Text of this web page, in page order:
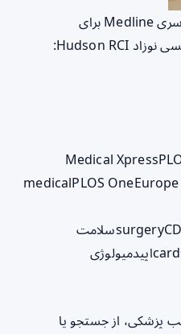
اطلاعیه بازخوانی سراسری Medline برای
مدارهای گرم‌کننده تنفسی نوزاد Hudson RCI:
Medical Xpress
medicalPLOS One
surgeryسلامت
اپیدمیولوژی
پزشکی، از جستجو یا